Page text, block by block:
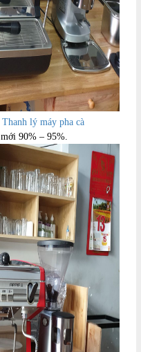
Thanh lý máy pha cà
mới 90% – 95%.